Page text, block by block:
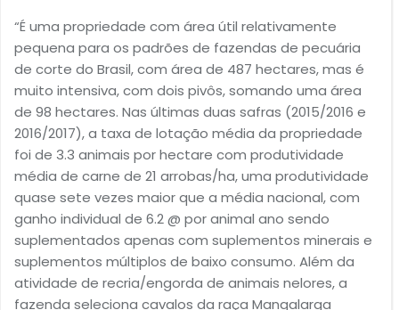
“É uma propriedade com área útil relativamente
pequena para os padrões de fazendas de pecuária
de corte do Brasil, com área de 487 hectares, mas é
muito intensiva, com dois pivôs, somando uma área
de 98 hectares. Nas últimas duas safras (2015/2016 e
2016/2017), a taxa de lotação média da propriedade
foi de 3.3 animais por hectare com produtividade
média de carne de 21 arrobas/ha, uma produtividade
quase sete vezes maior que a média nacional, com
ganho individual de 6.2 @ por animal ano sendo
suplementados apenas com suplementos minerais e
suplementos múltiplos de baixo consumo. Além da
atividade de recria/engorda de animais nelores, a
fazenda seleciona cavalos da raça Mangalarga